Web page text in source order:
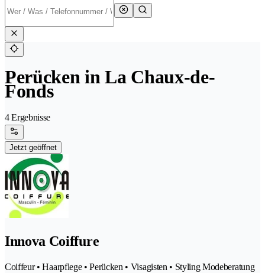
Perücken in La Chaux-de-
Fonds
4 Ergebnisse
Jetzt geöffnet
Innova Coiffure
Coiffeur • Haarpflege • Perücken • Visagisten • Styling Modeberatung